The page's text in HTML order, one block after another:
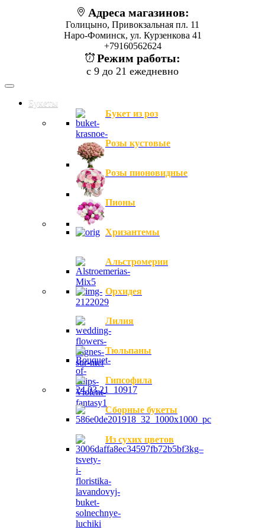
Адреса магазинов:
Голицыно, Привокзальная пл. 11
Наро-Фоминск, ул. Курзенкова 41
+79160562624
Режим работы:
с 9 до 21 ежедневно
Букеты
Букет из роз
Розы кустовые
Розы пионовидные
Пионы
Хризантемы
Альстромерии
Орхидея
Лилия
Тюльпаны
Гипсофила
Сборные букеты
Из сухих цветов